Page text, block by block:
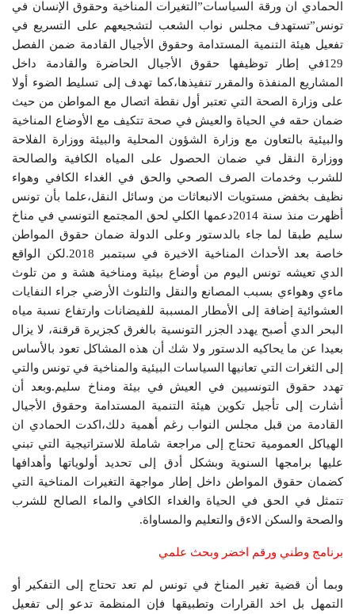
الحمادي ان ورقة السياسات”التغيرات المناخية وحقوق الإنسان في
تونس”تستهدف مجلس نواب الشعب لتشجيعهم على التسريع في
تفعيل هيئة التنمية المستدامة وحقوق الأجيال القادمة ضمن الفصل
129في إطار توظيفها حقوق الأجيال الحاضرة والقادمة داخل
المشاريع المنفذة والمقرر تنفيذها،كما تهدف إلى تسليط الضوء أولا
على وزارة الصحة التي تعتبر أول نقطة اتصال مع المواطن من حيث
ضمان حقه في الحياة والعيش في صحة تتكيف مع الأوضاع المناخية
والبيئية بالتعاون مع وزارة الشؤون المحلية والبيئة ووزارة الفلاحة
ووزارة النقل في ضمان الحصول على المياه الكافية والصالحة
للشرب وخدمات الصرف الصحي والحق في الغداء الكافي وهواء
نظيف بخفض مستويات الانبعاثات من وسائل النقل،علما بأن تونس
أظهرت منذ سنة 2014دعمها الكلي لحق المجتمع التونسي في مناخ
سليم طبقا لما جاء بالدستور وعلى الدولة ضمان حقوق المواطن
خاصة بعد الأحداث المناخية الاخيرة في سبتمبر 2018.لكن الواقع
الدي تعيشه تونس اليوم من أوضاع بيئية ومناخية هشة و من تلوث
ماءي وهواءي بسبب المصانع والنقل والتلوث الأرضي جراء النفايات
العشوائية إضافة إلى الأمطار المسببة للفيضانات وارتفاع نسبة مياه
البحر الدي أصبح يهدد الجزر التونسية بالغرق كجزيرة قرقنة، لا يزال
بعيدا عن ما يحاكيه الدستور ولا شك أن هذه المشاكل تعود بالأساس
إلى الثغرات التي تعانيها السياسات البيئية والمناخية في تونس والتي
تهدد حقوق التونسيين في العيش في بيئة ومناخ سليم.وبعد أن
أشارت إلى تأجيل تكوين هيئة التنمية المستدامة وحقوق الأجيال
القادمة من قبل مجلس النواب رغم أهمية دلك،اكدت الحمادي ان
الهياكل العمومية تحتاج إلى مراجعة شاملة للاستراتيجية التي تبني
عليها برامجها السنوية وبشكل أدق إلى تحديد أولوياتها وأهدافها
كضمان حقوق المواطن داخل إطار مواجهة التغيرات المناخية التي
تتمثل في الحق في الحياة والغداء الكافي والماء الصالح للشرب
والصحة والسكن الاءق والتعليم والمساواة.
برنامج وطني ورقم اخضر وبحث علمي
وبما أن قضية تغير المناخ في تونس لم تعد تحتاج إلى التفكير أو
التمهل بل اخد القرارات وتطبيقها فإن المنظمة تدعو إلى تفعيل